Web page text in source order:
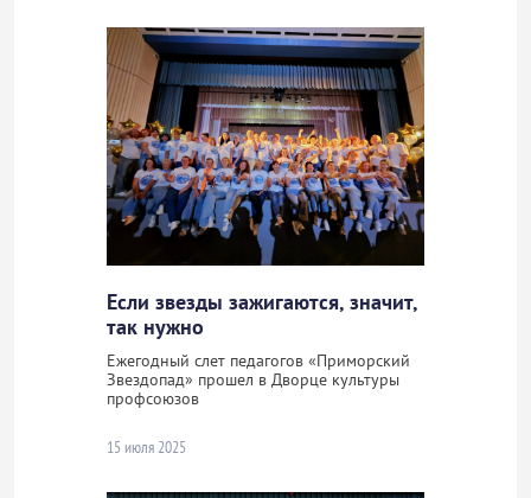
Если звезды зажигаются, значит,
так нужно
Ежегодный слет педагогов «Приморский
Звездопад» прошел в Дворце культуры
профсоюзов
15 июля 2025